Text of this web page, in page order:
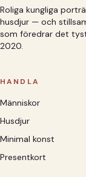
Roliga kungliga
husdjur — och
som föredrar det
2020.
HANDLA
Människor
Husdjur
Minimal konst
Presentkort